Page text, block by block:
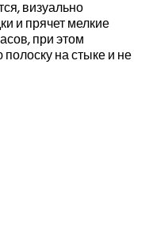
визуально
и прячет мелкие
при этом
на стыке и не